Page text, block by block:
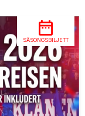
SÄSONGSBILJETT